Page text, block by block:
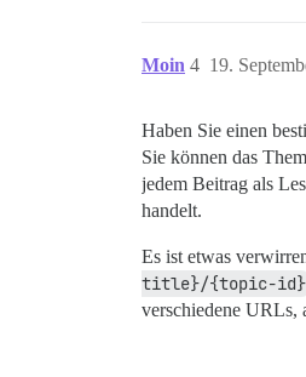
Moin 19.
4
Haben Sie einen
Sie können das
jedem Beitrag als
handelt.
Es ist etwas
title}/{topic-id}
verschiedene URLs,